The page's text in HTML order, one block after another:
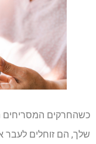
כשהחרקים המסריחים
שלך, הם זוחלים לעבר